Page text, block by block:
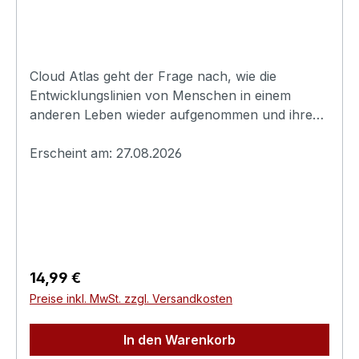
Cloud Atlas geht der Frage nach, wie die
Entwicklungslinien von Menschen in einem
anderen Leben wieder aufgenommen und ihre
gewährt Mitte des 19. Jahrhunderts auf seiner
Wolkenatlas nennt. Eine Enthüllungsjournalistin
versucht 1973 einen katastrophalen Atomunfall
zu verhindern. Ein Verleger steht 2012 vor
seinem größten Erfolg, aber er wird in einem
Altersheim eingesperrt. 2144 entwickelt eine
Erscheint am: 27.08.2026
Regulärer Preis:
14,99 €
Preise inkl. MwSt. zzgl. Versandkosten
In den Warenkorb